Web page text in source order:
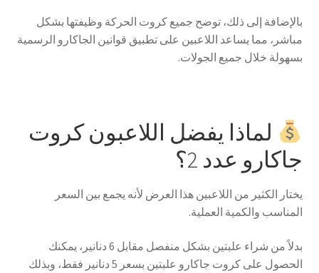
بالإضافة إلى ذلك، توضح جميع كروت الحركة وظيفتها بشكل
مباشر، مما يساعد اللاعبين على تطبيق قوانين الجاكارو الرسمية
بسهولة خلال جميع الجولات.
لماذا يفضل اللاعبون كروت
جاكارو عدد 2؟
يختار الكثير من اللاعبين هذا العرض لأنه يجمع بين السعر
المناسب والكمية العملية.
بدلاً من شراء علبتين بشكل منفصل مقابل 6 دنانير، يمكنك
الحصول على كروت جاكارو علبتين بسعر 5 دنانير فقط، وبذلك